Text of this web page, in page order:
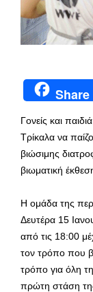
Share
Γονείς και
Τρίκαλα να
βιώσιμης
βιωματική
Η ομάδα της
Δευτέρα 15
από τις 18:00
τον τρόπο που
τρόπο για όλη
πρώτη στάση